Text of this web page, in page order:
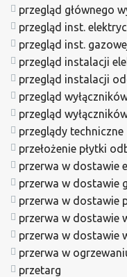
przegląd głównego
przegląd inst.
przegląd inst.
przegląd instalacji
przegląd instalacji
przegląd
przegląd
przeglądy techniczne
przełożenie płytki
przerwa w dostawie
przerwa w dostawie
przerwa w dostawie
przerwa w dostawie
przerwa w dostawie
przerwa w
przetarg